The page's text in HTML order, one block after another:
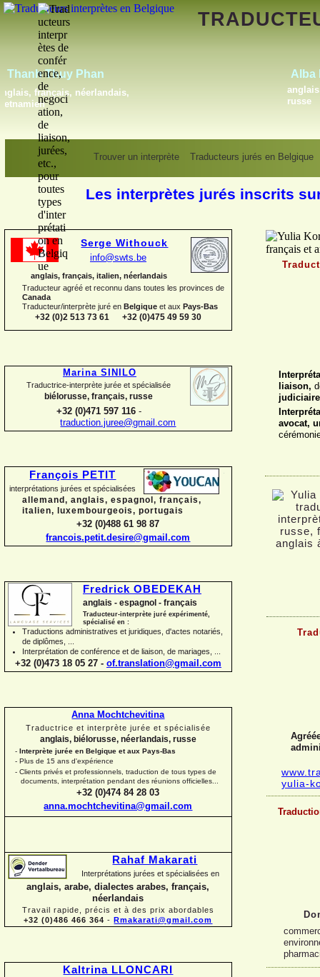
Serge Withouck
info@swts.be
anglais, français, italien, néerlandais
Traducteur agréé et reconnu dans toutes les provinces de
Canada
Traducteur/interprète juré en Belgique et aux Pays-Bas
+32 (0)2 513 73 61 +32 (0)475 49 59 30
Marina SINILO
Traductrice-interprète jurée et spécialisée
biélorusse, français, russe
+32 (0)471 597 116 -
traduction.juree@gmail.com
François PETIT
interprétations jurées et spécialisées
allemand, anglais, espagnol, français,
italien, luxembourgeois, portugais
+32 (0)488 61 98 87
francois.petit.desire@gmail.com
Fredrick OBEDEKAH
anglais - espagnol - français
Traducteur-interprète juré expérimenté,
spécialisé en :
Traductions administratives et juridiques, d'actes notariés,
de diplômes, ...
Interprétation de conférence et de liaison, de mariages, ...
+32 (0)473 18 05 27 - of.translation@gmail.com
Anna Mochtchevitina
Traductrice et interprète jurée et spécialisée
anglais, biélorusse, néerlandais, russe
- Interprète jurée en Belgique et aux Pays-Bas
- Plus de 15 ans d'expérience
- Clients privés et professionnels, traduction de tous types de
documents, interprétation pendant des réunions officielles...
+32 (0)474 84 28 03
anna.mochtchevitina@gmail.com
Rahaf Makarati
Interprétations jurées et spécialisées en
anglais, arabe, dialectes arabes, français,
néerlandais
Travail rapide, précis et à des prix abordables
+32 (0)486 466 364 - Rmakarati@gmail.com
Kaltrina LLONCARI
français, néerlandais
Trouver un interprète Traducteurs jurés en Belgique
Les interprètes jurés inscrits
liaison,
avocat,
yulia-